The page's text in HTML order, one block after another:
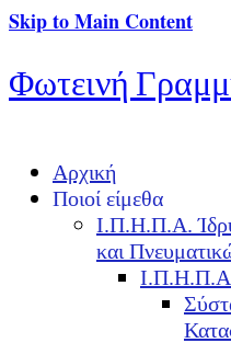
Skip to Main Content
Φωτεινή
Αρχική
Ποιοί είμεθα
Ι.Π.Η.Π.Α.
και